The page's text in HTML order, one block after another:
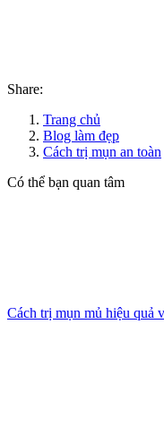
Share:
Trang chủ
Blog làm đẹp
Cách trị mụn an toàn
Có thể bạn quan tâm
Cách trị mụn mủ hiệu quả